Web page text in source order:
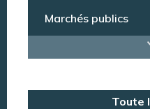
Marchés publics
Dispositif de
Annuaire des
Toute